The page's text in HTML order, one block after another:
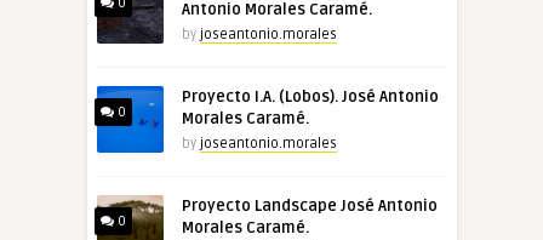
0
Antonio Morales Caramé.
by joseantonio.morales
0
Proyecto I.A. (Lobos). José Antonio
Morales Caramé.
by joseantonio.morales
0
Proyecto Landscape José Antonio
Morales Caramé.